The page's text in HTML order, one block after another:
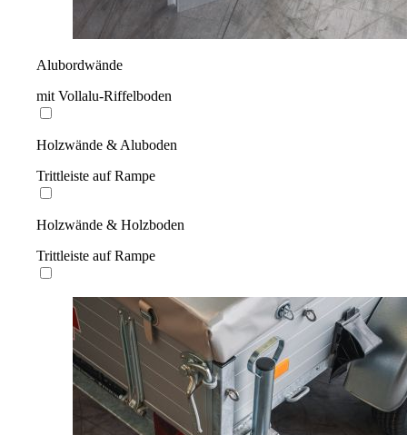
Alubordwände
mit Vollalu-Riffelboden
Holzwände & Aluboden
Trittleiste auf Rampe
Holzwände & Holzboden
Trittleiste auf Rampe